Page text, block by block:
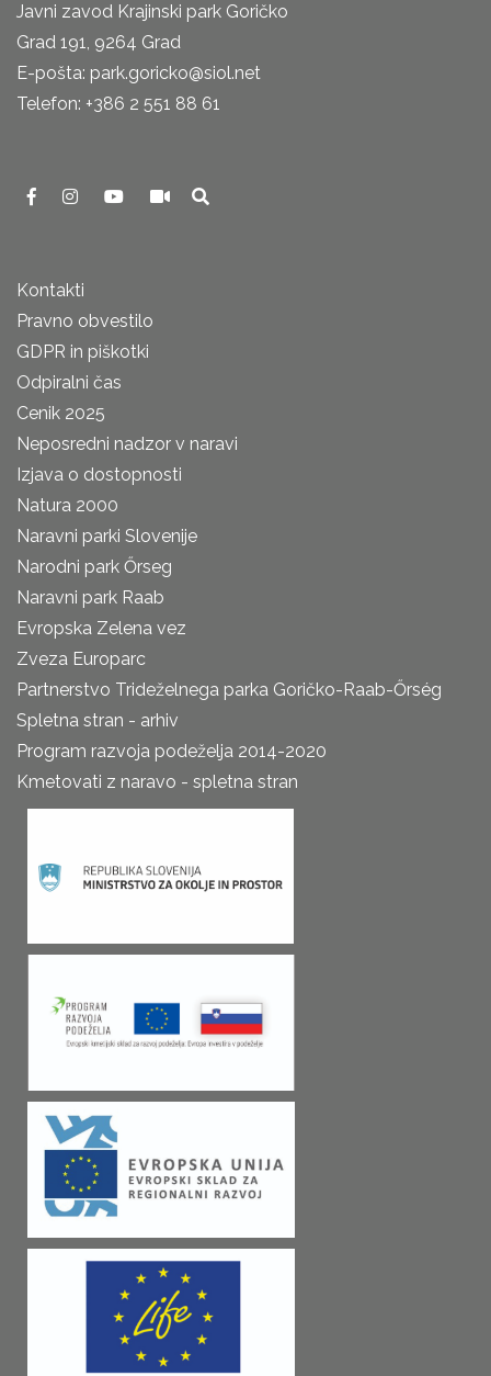
Javni zavod Krajinski park Goričko
Grad 191, 9264 Grad
E-pošta: park.goricko@siol.net
Telefon: +386 2 551 88 61
Kontakti
Pravno obvestilo
GDPR in piškotki
Odpiralni čas
Cenik 2025
Neposredni nadzor v naravi
Izjava o dostopnosti
Natura 2000
Naravni parki Slovenije
Narodni park Őrseg
Naravni park Raab
Evropska Zelena vez
Zveza Europarc
Partnerstvo Trideželnega parka Goričko-Raab-Őrség
Spletna stran - arhiv
Program razvoja podeželja 2014-2020
Kmetovati z naravo - spletna stran